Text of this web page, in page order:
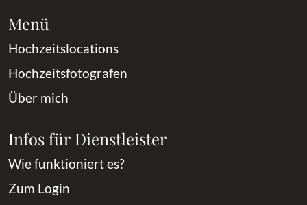
Menü
Hochzeitslocations
Hochzeitsfotografen
Über mich
Infos für Dienstleister
Wie funktioniert es?
Zum Login